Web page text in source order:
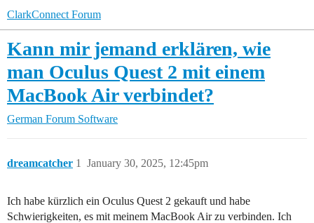
ClarkConnect Forum
Kann mir jemand erklären, wie
man Oculus Quest 2 mit einem
MacBook Air verbindet?
German Forum Software
dreamcatcher January 30, 2025, 12:45pm
1
Ich habe kürzlich ein Oculus Quest 2 gekauft und habe
Schwierigkeiten, es mit meinem MacBook Air zu verbinden. Ich